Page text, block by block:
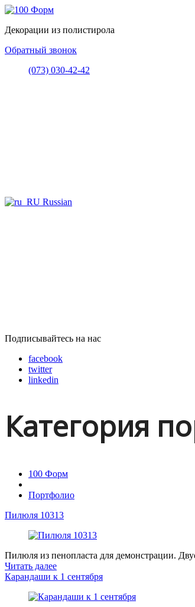
Декорации из полистирола
Обратный звонок
(073) 030-42-42
Russian
Подписывайтесь на нас
facebook
twitter
linkedin
Категория
100 Форм
Портфолио
Пилюля 10313
Пилюля из пенопласта для демонстрации.
Читать далее
Карандаши к 1 сентября